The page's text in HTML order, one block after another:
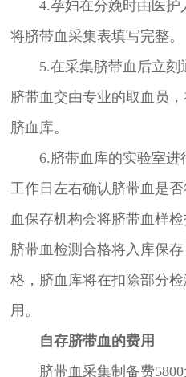
4.孕妇在分娩时由医护
将脐带血采集表填写完整。
5.在采集脐带血后立刻
脐带血交由专业的取血员
脐血库。
6.脐带血库的实验室进
工作日左右确认脐带血是
血保存机构会将脐带血样
脐带血检测合格将入库保
格，脐血库将在扣除部分
用。
自存脐带血的费用
脐带血采集制备费5800